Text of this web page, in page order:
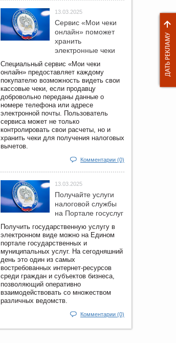
13.03.2025
Сервис «Мои чеки
онлайн» поможет
хранить
электронные чеки
Специальный сервис «Мои чеки
онлайн» предоставляет каждому
покупателю возможность видеть свои
кассовые чеки, если продавцу
добровольно переданы данные о
номере телефона или адресе
электронной почты. Пользователь
сервиса может не только
контролировать свои расчеты, но и
хранить чеки для получения налоговых
вычетов.
Комментарии (0)
13.03.2025
Получайте услуги
налоговой службы
на Портале госyслуг
Получить государственную услугу в
электронном виде можно на Едином
портале государственных и
муниципальных услуг. На сегодняшний
день это один из самых
востребованных интернет-ресурсов
среди граждан и субъектов бизнеса,
позволяющий оперативно
взаимодействовать со множеством
различных ведомств.
Комментарии (0)